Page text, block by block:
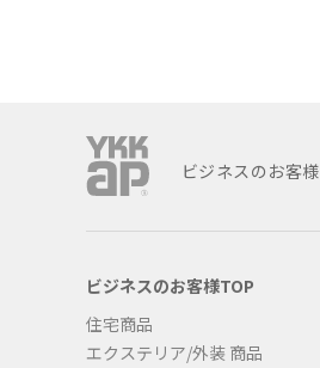
ビジネスのお客様
ビジネスのお客様TOP
住宅商品
エクステリア/外装 商品